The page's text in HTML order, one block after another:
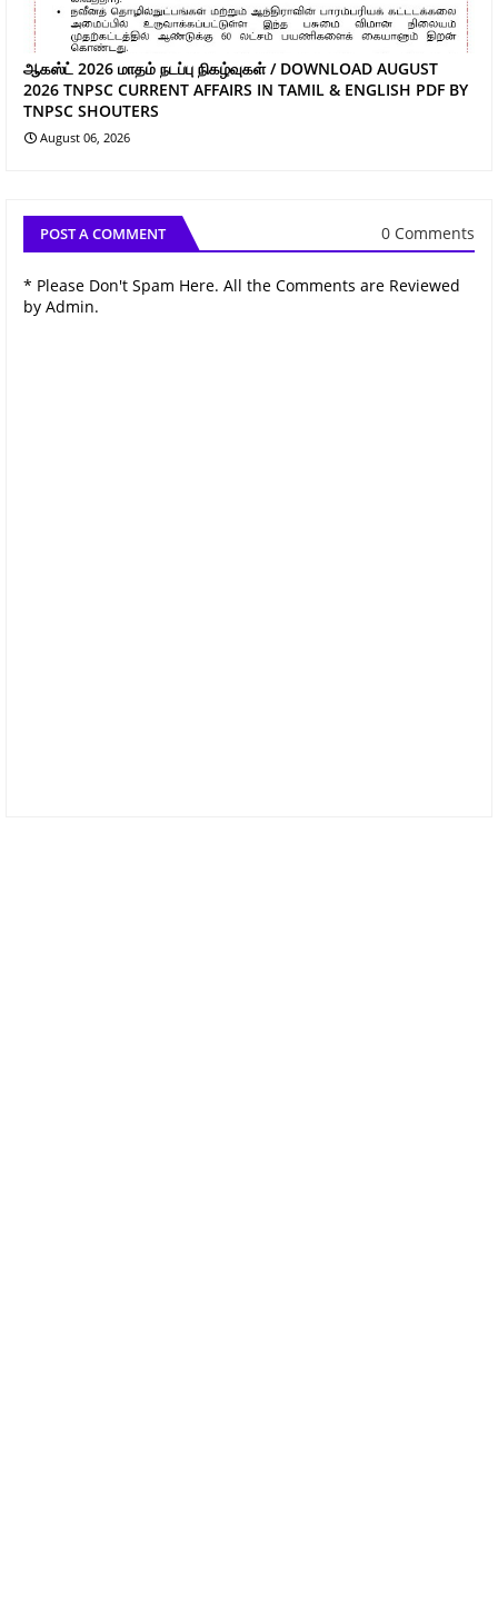
ஆகஸ்ட் 2026 மாதம் நடப்பு நிகழ்வுகள் / DOWNLOAD AUGUST
2026 TNPSC CURRENT AFFAIRS IN TAMIL & ENGLISH PDF BY
TNPSC SHOUTERS
August 06, 2026
POST A COMMENT 0 Comments
* Please Don't Spam Here. All the Comments are Reviewed
by Admin.